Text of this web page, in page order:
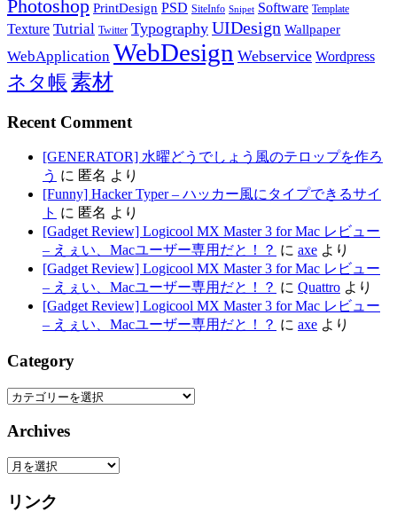
Photoshop PrintDesign PSD SiteInfo Snipet Software Template
Texture Tutrial Twitter Typography UIDesign Wallpaper
WebApplication WebDesign Webservice Wordpress
ネタ帳 素材
Recent Comment
[GENERATOR] 水曜どうでしょう風のテロップを作ろ
う に 匿名 より
[Funny] Hacker Typer – ハッカー風にタイプできるサイ
ト に 匿名 より
[Gadget Review] Logicool MX Master 3 for Mac レビュー
– えぇい、Macユーザー専用だと！？ に axe より
[Gadget Review] Logicool MX Master 3 for Mac レビュー
– えぇい、Macユーザー専用だと！？ に Quattro より
[Gadget Review] Logicool MX Master 3 for Mac レビュー
– えぇい、Macユーザー専用だと！？ に axe より
Category
Category
Archives
Archives
リンク